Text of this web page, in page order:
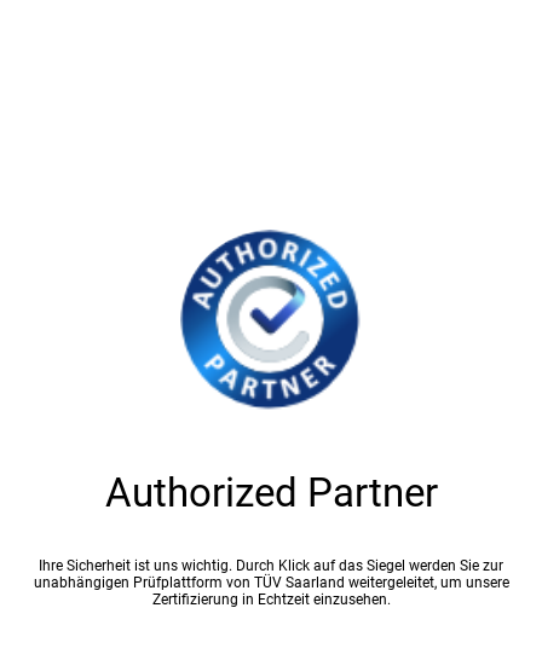
Authorized Partner
Ihre Sicherheit ist uns wichtig. Durch Klick auf das Siegel werden Sie zur
unabhängigen Prüfplattform von TÜV Saarland weitergeleitet, um unsere
Zertifizierung in Echtzeit einzusehen.